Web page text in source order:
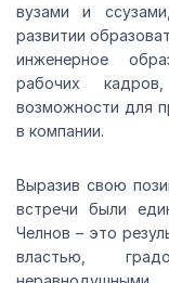
вузами и
развитии
инженерное
рабочих
возможности для
в компании.
Выразив свою
встречи были
Челнов – это
властью,